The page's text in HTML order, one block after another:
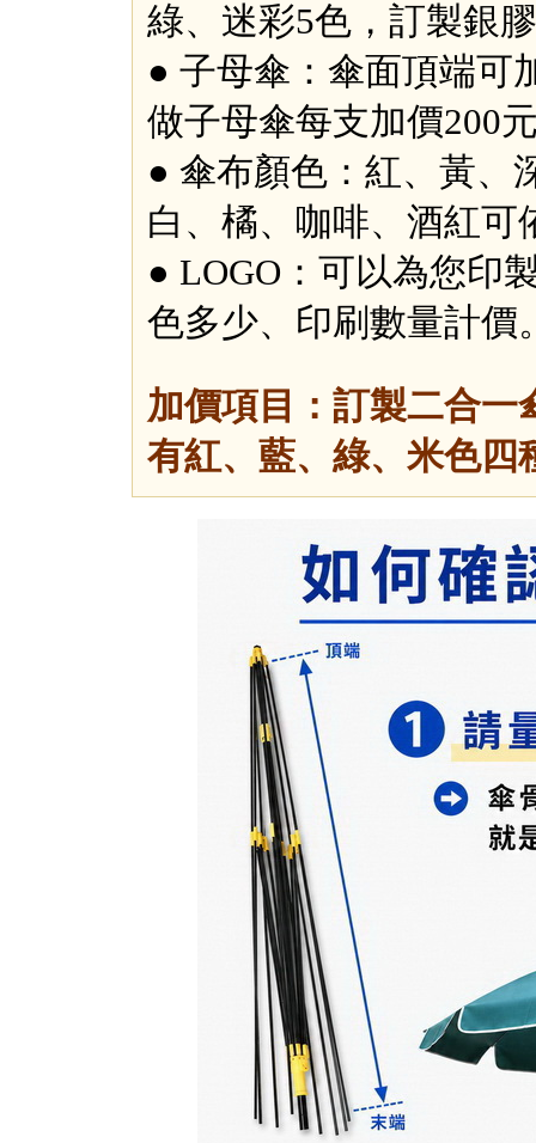
綠、迷彩5色，訂製銀
● 子母傘：傘面頂端可
做子母傘每支加價200
● 傘布顏色：紅、黃、
白、橘、咖啡、酒紅可
● LOGO：可以為您印
色多少、印刷數量計價
加價項目：訂製二合一
有紅、藍、綠、米色四